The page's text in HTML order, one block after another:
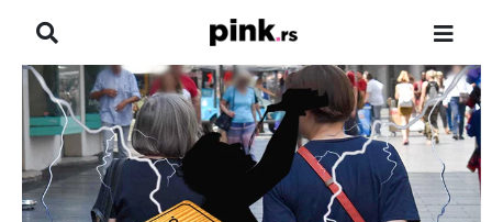
NASLOVNA
VESTI
ZADRUGA